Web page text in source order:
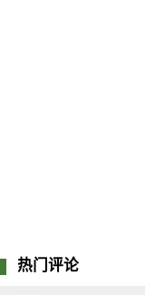
热门评论